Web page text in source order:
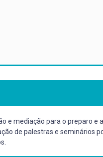
e mediação para o preparo e
de palestras e seminários